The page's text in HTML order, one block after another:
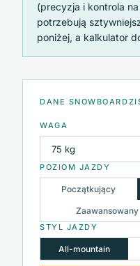
(precyzja i kontrola
potrzebują
poniżej, a kalkulator
DANE
WAGA
POZIOM JAZDY
Początkujący
Zaawansowany
STYL JAZDY
All-mountain